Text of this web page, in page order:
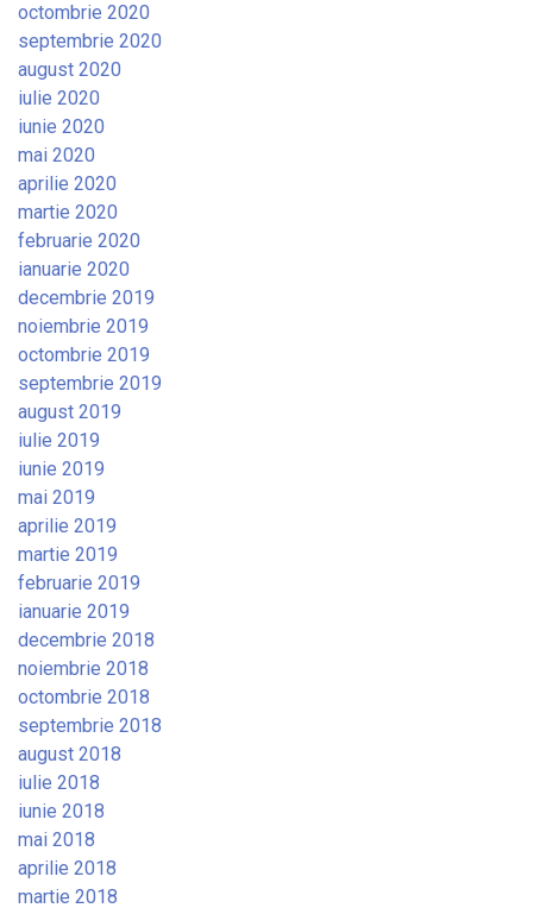
octombrie 2020
septembrie 2020
august 2020
iulie 2020
iunie 2020
mai 2020
aprilie 2020
martie 2020
februarie 2020
ianuarie 2020
decembrie 2019
noiembrie 2019
octombrie 2019
septembrie 2019
august 2019
iulie 2019
iunie 2019
mai 2019
aprilie 2019
martie 2019
februarie 2019
ianuarie 2019
decembrie 2018
noiembrie 2018
octombrie 2018
septembrie 2018
august 2018
iulie 2018
iunie 2018
mai 2018
aprilie 2018
martie 2018